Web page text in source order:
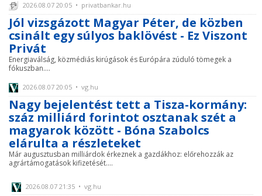
2026.08.07 20:05 • privatbankar.hu
Jól vizsgázott Magyar Péter, de közben
csinált egy súlyos baklövést - Ez Viszont
Privát
Energiaválság, közmédiás kirúgások és Európára zúduló tömegek a
fókuszban....
2026.08.07 20:05 • vg.hu
Nagy bejelentést tett a Tisza-kormány:
száz milliárd forintot osztanak szét a
magyarok között - Bóna Szabolcs
elárulta a részleteket
Már augusztusban milliárdok érkeznek a gazdákhoz: előrehozzák az
agrártámogatások kifizetését....
2026.08.07 21:35 • vg.hu